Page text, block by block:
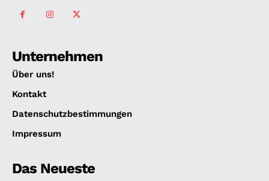
Unternehmen
Über uns!
Kontakt
Datenschutzbestimmungen
Impressum
Das Neueste